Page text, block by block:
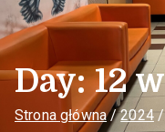
Day:12
Strona główna 2024